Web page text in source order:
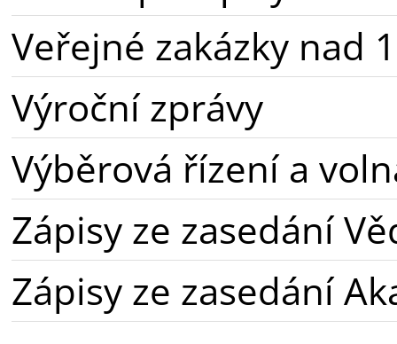
Veřejné zakázky nad
Výroční zprávy
Výběrová řízení a
Zápisy ze zasedání
Zápisy ze zasedání